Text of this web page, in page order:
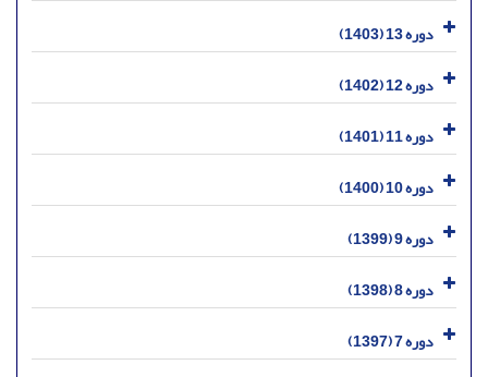
دوره 13 (1403)
دوره 12 (1402)
دوره 11 (1401)
دوره 10 (1400)
دوره 9 (1399)
دوره 8 (1398)
دوره 7 (1397)